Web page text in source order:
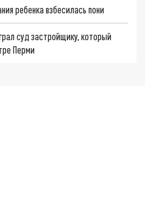
ребенка взбесилась пони
суд застройщику, который
Перми